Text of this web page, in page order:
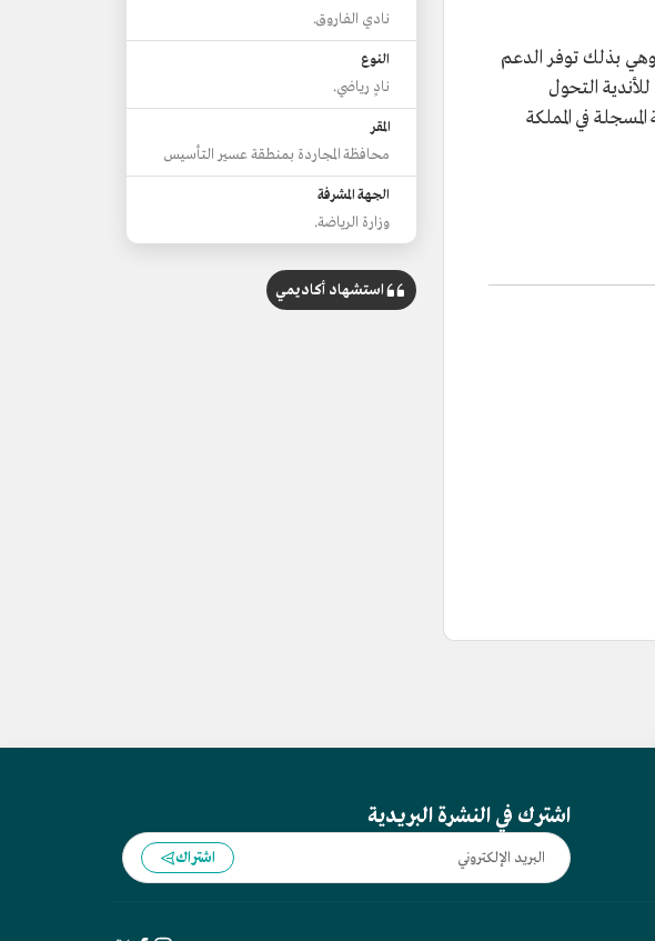
الرياضي 2023م، وهي بذلك توفر الدعم
التحول
في المملكة
نادي الفاروق.
النوع
نادٍ رياضي.
المقر
محافظة المجاردة بمنطقة عسير التأسيس
الجهة المشرفة
وزارة الرياضة.
استشهاد أكاديمي
اشترك في النشرة البريدية
اشتراك